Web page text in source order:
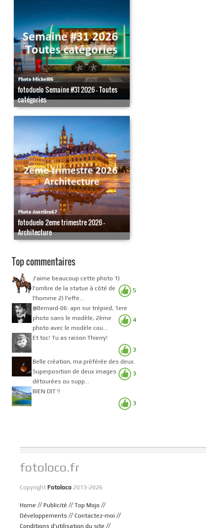
fotoduelo Semaine #31 2026 - Toutes
catégories
fotoduelo 2eme trimestre 2026 -
Architecture
Top commentaires
5
J'aime beaucoup cette photo 1)
l'ombre de la statue à côté de
l'homme 2) l'effe...
4
@Bernard-06: apn sur trépied, 1ere
photo sans le modèle, 2ème
photo avec le modèle cou...
3
Et toc! Tu as raison Thierry!
3
Belle création, ma préférée des deux.
Superposition de deux images
détourées ou supp...
3
BIEN DIT !!
fotoloco.fr
Copyright Fotoloco 2013-2026
Home // Publicité // Top Mojo //
Développements // Contactez-moi //
Conditions d'utilisation du site //